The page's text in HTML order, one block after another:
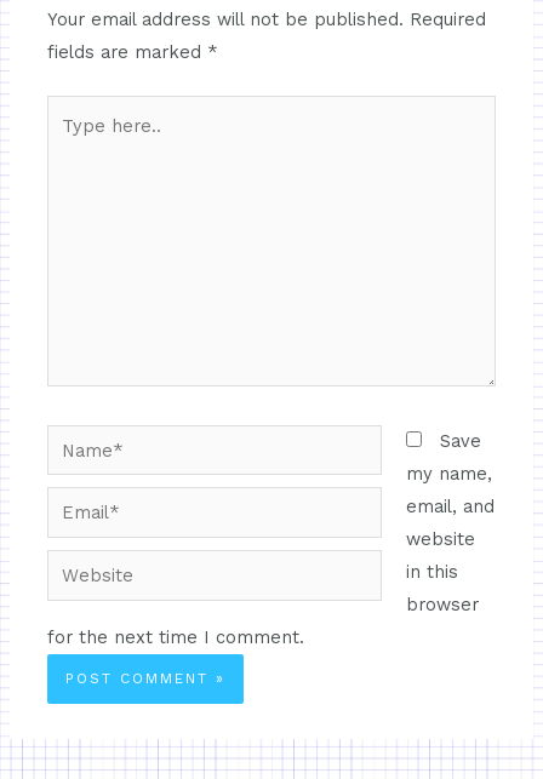
Your email address will not be published. Required
fields are marked *
Save
my name,
email, and
website
in this
browser
for the next time I comment.